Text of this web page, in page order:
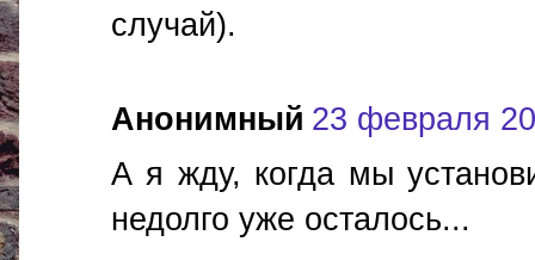
случай).
Анонимный 23 февраля
А я жду, когда мы
недолго уже осталось...